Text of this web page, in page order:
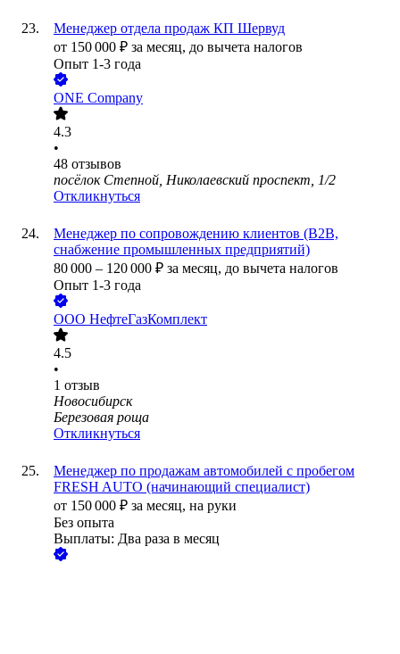
Менеджер отдела продаж КП Шервуд
от 150 000 ₽ за месяц, до вычета налогов
Опыт 1-3 года
ONE Company
4.3
•
48 отзывов
посёлок Степной, Николаевский проспект, 1/2
Откликнуться
Менеджер по сопровождению клиентов (B2B,
снабжение промышленных предприятий)
80 000 – 120 000 ₽ за месяц, до вычета налогов
Опыт 1-3 года
ООО НефтеГазКомплект
4.5
•
1 отзыв
Новосибирск
Березовая роща
Откликнуться
Менеджер по продажам автомобилей с пробегом
FRESH AUTO (начинающий специалист)
от 150 000 ₽ за месяц, на руки
Без опыта
Выплаты: Два раза в месяц